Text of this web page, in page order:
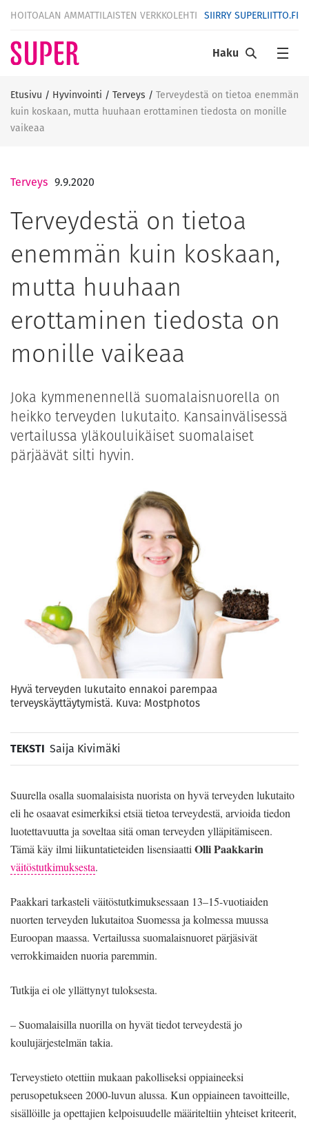
HOITOALAN AMMATTILAISTEN VERKKOLEHTI SIIRRY SUPERLIITTO.FI
Haku
Etusivu / Hyvinvointi / Terveys / Terveydestä on tietoa enemmän
kuin koskaan, mutta huuhaan erottaminen tiedosta on monille
vaikeaa
Terveys 9.9.2020
Terveydestä on tietoa
enemmän kuin koskaan,
mutta huuhaan
erottaminen tiedosta on
monille vaikeaa
Joka kymmenennellä suomalaisnuorella on
heikko terveyden lukutaito. Kansainvälisessä
vertailussa yläkouluikäiset suomalaiset
pärjäävät silti hyvin.
Hyvä terveyden lukutaito ennakoi parempaa
terveyskäyttäytymistä. Kuva: Mostphotos
TEKSTI Saija Kivimäki
Suurella osalla suomalaisista nuorista on hyvä terveyden lukutaito
eli he osaavat esimerkiksi etsiä tietoa terveydestä, arvioida tiedon
luotettavuutta ja soveltaa sitä oman terveyden ylläpitämiseen.
Tämä käy ilmi liikuntatieteiden lisensiaatti Olli Paakkarin
väitöstutkimuksesta.
Paakkari tarkasteli väitöstutkimuksessaan 13–15-vuotiaiden
nuorten terveyden lukutaitoa Suomessa ja kolmessa muussa
Euroopan maassa. Vertailussa suomalaisnuoret pärjäsivät
verrokkimaiden nuoria paremmin.
Tutkija ei ole yllättynyt tuloksesta.
– Suomalaisilla nuorilla on hyvät tiedot terveydestä jo
koulujärjestelmän takia.
Terveystieto otettiin mukaan pakolliseksi oppiaineeksi
perusopetukseen 2000-luvun alussa. Kun oppiaineen tavoitteille,
sisällöille ja opettajien kelpoisuudelle määriteltiin yhteiset kriteerit,